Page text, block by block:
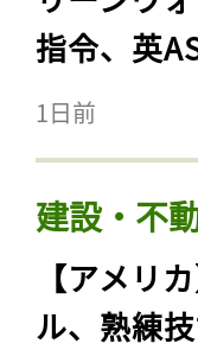
指令、英
1日前
建設・不
【アメリ
ル、熟練